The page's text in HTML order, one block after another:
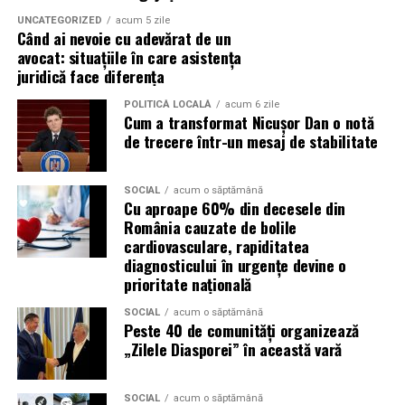
Atacurile sunt mai eficiente în contextul
evenimentelor globale
Campaniile de phishing asociate evenimentelor
importante profită de interesul public ridicat, de
presiunea timpului și de teama utilizatorilor că ar putea
pierde o ofertă sau o oportunitate. Mesajele care anunță
ultimele bilete disponibile, acces limitat la o transmisie
sau câștigarea unui premiu pot determina utilizatorii să
reacționeze înainte de a verifica sursa.
Turneul se încheie pe 19 iulie, iar specialiștii anticipează
o intensificare a activității frauduloase în perioada
finalei. Printre cele mai utilizate pretexte se numără
transmisiunile pirat, biletele revândute, pariurile,
tombolele, concursurile și falsele oferte de călătorie.
Pentru a răspunde riscurilor tot mai complexe,
UNCATEGORIZED acum 5 zile
Când ai nevoie cu adevărat de un
avocat: situațiile în care asistența
juridică face diferența
POLITICĂ LOCALĂ acum 6 zile
Cum a transformat Nicușor Dan o notă
de trecere într-un mesaj de stabilitate
SOCIAL acum o săptămână
Cu aproape 60% din decesele din
România cauzate de bolile
cardiovasculare, rapiditatea
diagnosticului în urgențe devine o
prioritate națională
SOCIAL acum o săptămână
Peste 40 de comunități organizează
„Zilele Diasporei” în această vară
SOCIAL acum o săptămână